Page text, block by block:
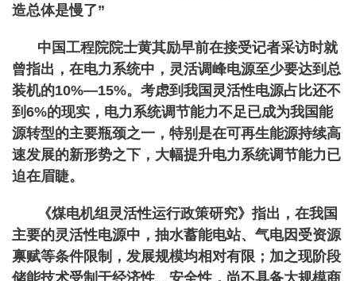
造总体是慢了”
中国工程院院士黄其励早前在接受记者采访时就
曾指出，在电力系统中，灵活调峰电源至少要达到总
装机的10%—15%。考虑到我国灵活性电源占比还不
到6%的现实，电力系统调节能力不足已成为我国能
源转型的主要瓶颈之一，特别是在可再生能源持续高
速发展的新形势之下，大幅提升电力系统调节能力已
迫在眉睫。
《煤电机组灵活性运行政策研究》指出，在我国
主要的灵活性电源中，抽水蓄能电站、气电因受资源
禀赋等条件限制，发展规模均相对有限；加之现阶段
储能技术受制于经济性、安全性，尚不具备大规模商